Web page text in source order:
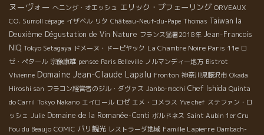
ヌーヴォー へニング・オエッシュ エリック・プフェーリング ORVEAUX
CO. Sumoll cépage イザベル リタ Château-Neuf-du-Pape Thomas Taiwan la
Deuxième Dégustation de Vin Nature フランス猛暑2018年 Jean-Francois
NIQ Tokyo Setagaya ドメーヌ・ドーピヤック La Chambre Noire Paris 11e ロ
ゼ・ぺタール 宗像康雄 pensee Paris Belleville ノルマンディー地方 Bistrot
VIvienne Domaine Jean-Claude Lapalu Fronton 神奈川県藤沢市 Okada
Hiroshi san フラコン経営者のジル・ダヴァス Janbo-mochi Chef Ishida Quinta
do Carril Tokyo Nakano エイロール ロゼ エメ・コメラス Yve chef ステファン・ロ
ッシェ Julie Domaine de la Romanée-Conti ボルドネス Saint Aubin 1er Cru
Fou du Beaujo COMIC パリ観光 レストラーダ地域 Famille Lapierre Dambach-